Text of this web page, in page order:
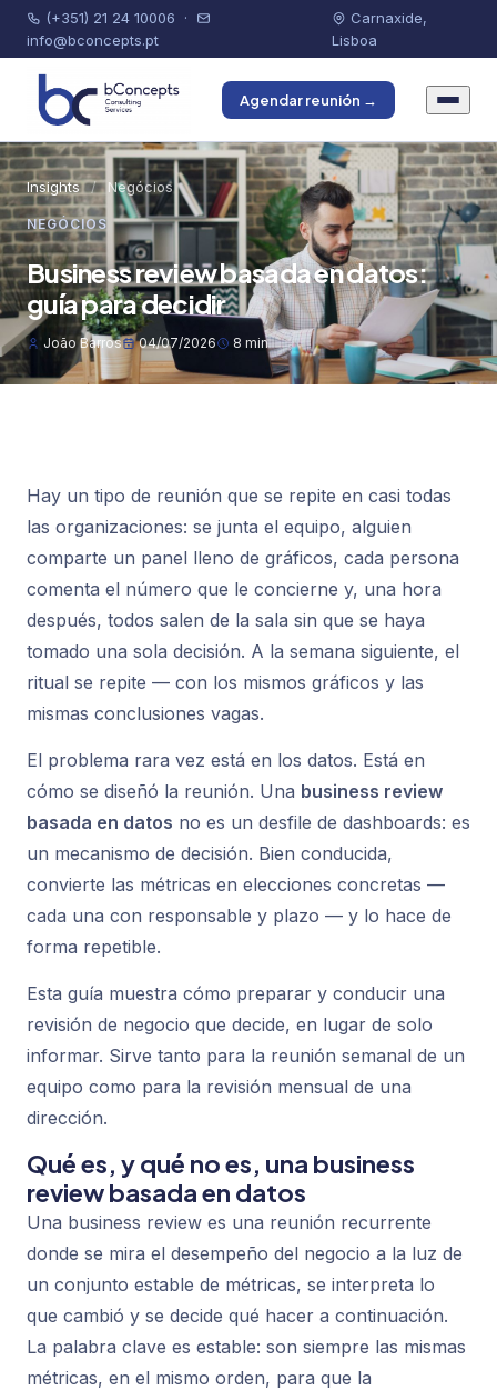
(+351) 21 24 10006 ·
info@bconcepts.pt
Carnaxide,
Lisboa
Agendar reunión →
Insights / Negócios
NEGÓCIOS
Business review basada en datos:
guía para decidir
João Barros 04/07/2026 8 min
Hay un tipo de reunión que se repite en casi todas
las organizaciones: se junta el equipo, alguien
comparte un panel lleno de gráficos, cada persona
comenta el número que le concierne y, una hora
después, todos salen de la sala sin que se haya
tomado una sola decisión. A la semana siguiente, el
ritual se repite — con los mismos gráficos y las
mismas conclusiones vagas.
El problema rara vez está en los datos. Está en
cómo se diseñó la reunión. Una business review
basada en datos no es un desfile de dashboards: es
un mecanismo de decisión. Bien conducida,
convierte las métricas en elecciones concretas —
cada una con responsable y plazo — y lo hace de
forma repetible.
Esta guía muestra cómo preparar y conducir una
revisión de negocio que decide, en lugar de solo
informar. Sirve tanto para la reunión semanal de un
equipo como para la revisión mensual de una
dirección.
Qué es, y qué no es, una business
review basada en datos
Una business review es una reunión recurrente
donde se mira el desempeño del negocio a la luz de
un conjunto estable de métricas, se interpreta lo
que cambió y se decide qué hacer a continuación.
La palabra clave es estable: son siempre las mismas
métricas, en el mismo orden, para que la